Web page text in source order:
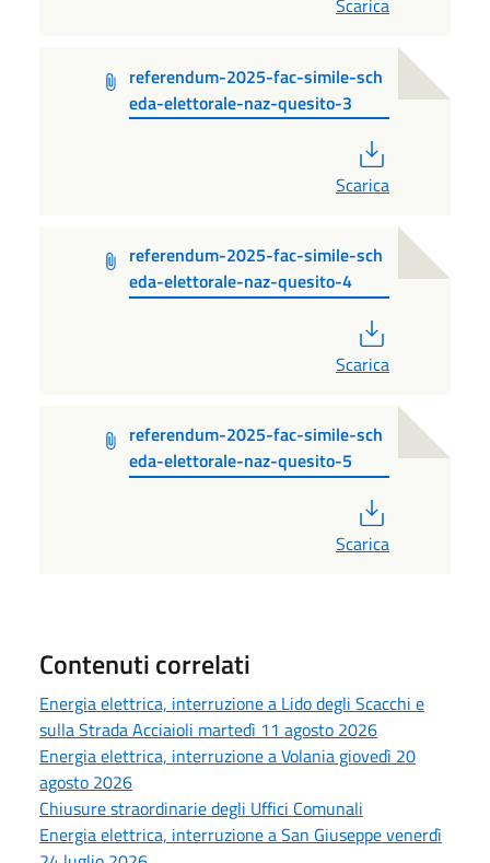
Scarica
referendum-2025-fac-simile-sch
eda-elettorale-naz-quesito-3
Scarica
referendum-2025-fac-simile-sch
eda-elettorale-naz-quesito-4
Scarica
referendum-2025-fac-simile-sch
eda-elettorale-naz-quesito-5
Scarica
Contenuti correlati
Energia elettrica, interruzione a Lido degli Scacchi e
sulla Strada Acciaioli martedì 11 agosto 2026
Energia elettrica, interruzione a Volania giovedì 20
agosto 2026
Chiusure straordinarie degli Uffici Comunali
Energia elettrica, interruzione a San Giuseppe venerdì